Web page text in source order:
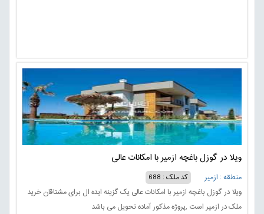
ویلا در گوزل باغچه ازمیر با امکانات عالی
منطقه : ازمیر
کد ملک : 688
ویلا در گوزل باغچه ازمیر با امکانات عالی یک گزینه ایده ال برای مشتاقان خرید
ملک در ازمیر است ,پروژه مذکور آماده تحویل می باشد